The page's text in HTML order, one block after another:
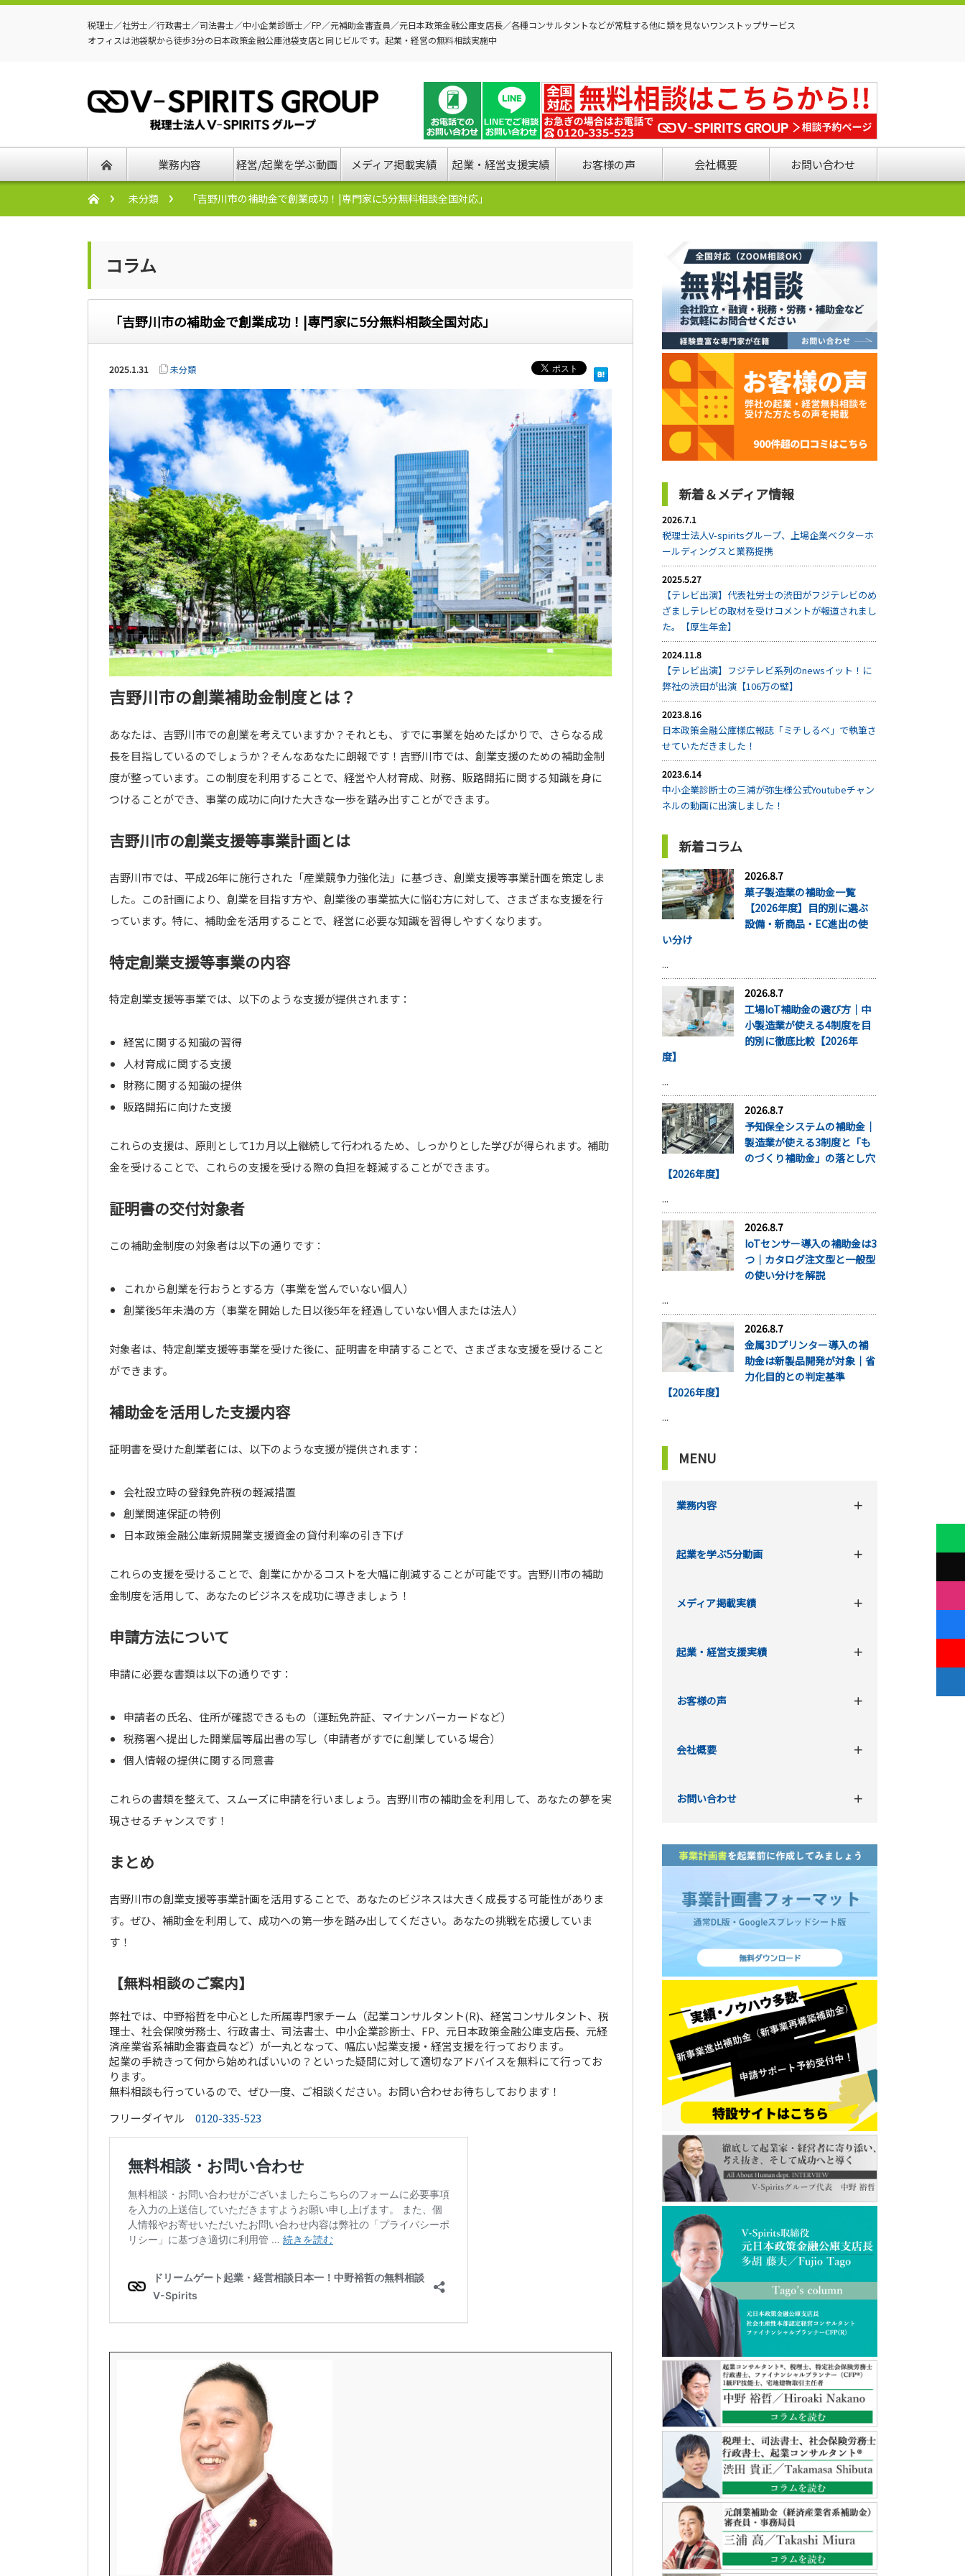
税理士／社労士／行政書士／司法書士／中小企業診断士／FP／元補助金審査員／元日本政策金融公庫支店長／各種コンサルタントなどが常駐する他に類を見ないワンストップサービス
オフィスは池袋駅から徒歩3分の日本政策金融公庫池袋支店と同じビルです。起業・経営の無料相談実施中
業務内容 経営/起業を学ぶ動画 メディア掲載実績 起業・経営支援実績 お客様の声 会社概要 お問い合わせ
未分類 「吉野川市の補助金で創業成功！|専門家に5分無料相談全国対応」
コラム
「吉野川市の補助金で創業成功！|専門家に5分無料相談全国対応」
2025.1.31 未分類
吉野川市の創業補助金制度とは？
あなたは、吉野川市での創業を考えていますか？それとも、すでに事業を始めたばかりで、さらなる成
長を目指しているのでしょうか？そんなあなたに朗報です！吉野川市では、創業支援のための補助金制
度が整っています。この制度を利用することで、経営や人材育成、財務、販路開拓に関する知識を身に
つけることができ、事業の成功に向けた大きな一歩を踏み出すことができます。
吉野川市の創業支援等事業計画とは
吉野川市では、平成26年に施行された「産業競争力強化法」に基づき、創業支援等事業計画を策定しま
した。この計画により、創業を目指す方や、創業後の事業拡大に悩む方に対して、さまざまな支援を行
っています。特に、補助金を活用することで、経営に必要な知識を習得しやすくなります。
特定創業支援等事業の内容
特定創業支援等事業では、以下のような支援が提供されます：
経営に関する知識の習得
人材育成に関する支援
財務に関する知識の提供
販路開拓に向けた支援
これらの支援は、原則として1カ月以上継続して行われるため、しっかりとした学びが得られます。補助
金を受けることで、これらの支援を受ける際の負担を軽減することができます。
証明書の交付対象者
この補助金制度の対象者は以下の通りです：
これから創業を行おうとする方（事業を営んでいない個人）
創業後5年未満の方（事業を開始した日以後5年を経過していない個人または法人）
対象者は、特定創業支援等事業を受けた後に、証明書を申請することで、さまざまな支援を受けること
ができます。
補助金を活用した支援内容
証明書を受けた創業者には、以下のような支援が提供されます：
会社設立時の登録免許税の軽減措置
創業関連保証の特例
日本政策金融公庫新規開業支援資金の貸付利率の引き下げ
これらの支援を受けることで、創業にかかるコストを大幅に削減することが可能です。吉野川市の補助
金制度を活用して、あなたのビジネスを成功に導きましょう！
申請方法について
申請に必要な書類は以下の通りです：
申請者の氏名、住所が確認できるもの（運転免許証、マイナンバーカードなど）
税務署へ提出した開業届等届出書の写し（申請者がすでに創業している場合）
個人情報の提供に関する同意書
これらの書類を整えて、スムーズに申請を行いましょう。吉野川市の補助金を利用して、あなたの夢を実
現させるチャンスです！
まとめ
吉野川市の創業支援等事業計画を活用することで、あなたのビジネスは大きく成長する可能性がありま
す。ぜひ、補助金を利用して、成功への第一歩を踏み出してください。あなたの挑戦を応援していま
す！
【無料相談のご案内】
弊社では、中野裕哲を中心とした所属専門家チーム（起業コンサルタント(R)、経営コンサルタント、税
理士、社会保険労務士、行政書士、司法書士、中小企業診断士、FP、元日本政策金融公庫支店長、元経
済産業省系補助金審査員など）が一丸となって、幅広い起業支援・経営支援を行っております。
起業の手続きって何から始めればいいの？といった疑問に対して適切なアドバイスを無料にて行ってお
ります。
無料相談も行っているので、ぜひ一度、ご相談ください。お問い合わせお待ちしております！
フリーダイヤル 0120-335-523
新着＆メディア情報
2026.7.1
税理士法人V-spiritsグループ、上場企業ベクターホ
ールディングスと業務提携
2025.5.27
【テレビ出演】代表社労士の渋田がフジテレビのめ
ざましテレビの取材を受けコメントが報道されまし
た。【厚生年金】
2024.11.8
【テレビ出演】フジテレビ系列のnewsイット！に
弊社の渋田が出演【106万の壁】
2023.8.16
日本政策金融公庫様広報誌「ミチしるべ」で執筆さ
せていただきました！
2023.6.14
中小企業診断士の三浦が弥生様公式Youtubeチャン
ネルの動画に出演しました！
新着コラム
2026.8.7
菓子製造業の補助金一覧
【2026年度】目的別に選ぶ
設備・新商品・EC進出の使
い分け
...
2026.8.7
工場IoT補助金の選び方｜中
小製造業が使える4制度を目
的別に徹底比較【2026年
度】
...
2026.8.7
予知保全システムの補助金｜
製造業が使える3制度と「も
のづくり補助金」の落とし穴
【2026年度】
...
2026.8.7
IoTセンサー導入の補助金は3
つ｜カタログ注文型と一般型
の使い分けを解説
...
2026.8.7
金属3Dプリンター導入の補
助金は新製品開発が対象｜省
力化目的との判定基準
【2026年度】
...
MENU
業務内容
起業を学ぶ5分動画
メディア掲載実績
起業・経営支援実績
お客様の声
会社概要
お問い合わせ